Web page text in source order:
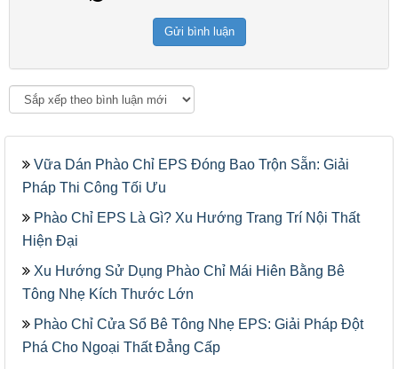
Vữa Dán Phào Chỉ EPS Đóng Bao Trộn Sẵn: Giải
Pháp Thi Công Tối Ưu
Phào Chỉ EPS Là Gì? Xu Hướng Trang Trí Nội Thất
Hiện Đại
Xu Hướng Sử Dụng Phào Chỉ Mái Hiên Bằng Bê
Tông Nhẹ Kích Thước Lớn
Phào Chỉ Cửa Sổ Bê Tông Nhẹ EPS: Giải Pháp Đột
Phá Cho Ngoại Thất Đẳng Cấp